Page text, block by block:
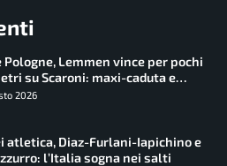
Pologne, Lemmen vince per pochi
su Scaroni: maxi-caduta e
2026
atletica, Diaz-Furlani-Iapichino e
l’Italia sogna nei salti